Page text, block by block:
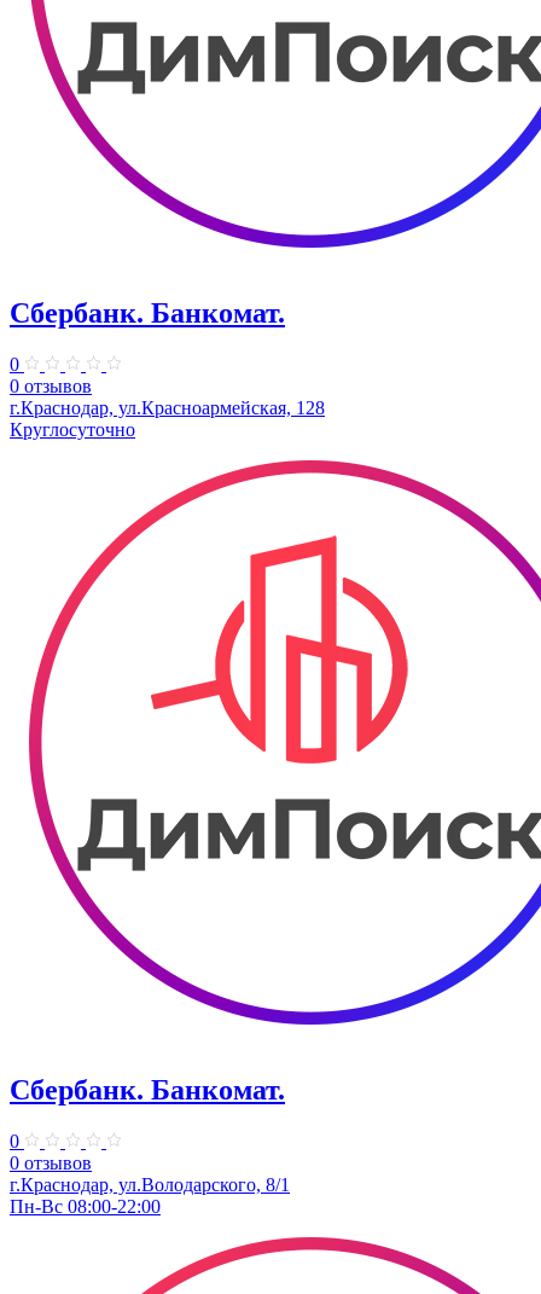
Сбербанк. Банкомат.
0
0 отзывов
г.Краснодар, ул.​Красноармейская, 128
Круглосуточно
Сбербанк. Банкомат.
0
0 отзывов
​г.Краснодар, ул.​Володарского, 8/1
Пн-Вс 08:00-22:00